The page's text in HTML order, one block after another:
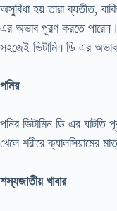
অসুবিধা হয় তারা ব্যতীত,
এর অভাব পূরণ করতে
সহজেই ভিটামিন ডি এর
পনির
পনির ভিটামিন ডি এর
খেলে শরীরে ক্যালসিয়ামের
শস্যজাতীয় খাবার